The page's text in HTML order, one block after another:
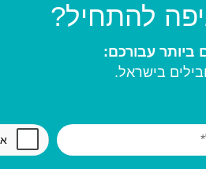
להתחיל?
בישראל.